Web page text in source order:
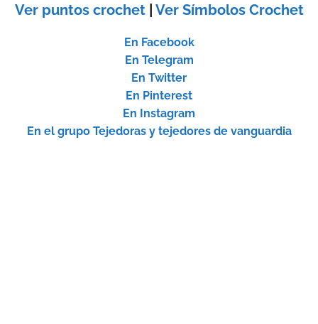
Ver puntos crochet| Ver Símbolos Crochet
En Facebook
En Telegram
En Twitter
En Pinterest
En Instagram
En el grupo Tejedoras y tejedores de vanguardia